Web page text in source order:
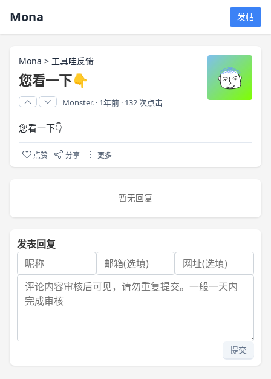
Mona 发帖
Mona > 工具哇反馈
您看一下👇
Monster. · 1年前 · 132 次点击
您看一下👇
点赞 分享 更多
暂无回复
发表回复
提交